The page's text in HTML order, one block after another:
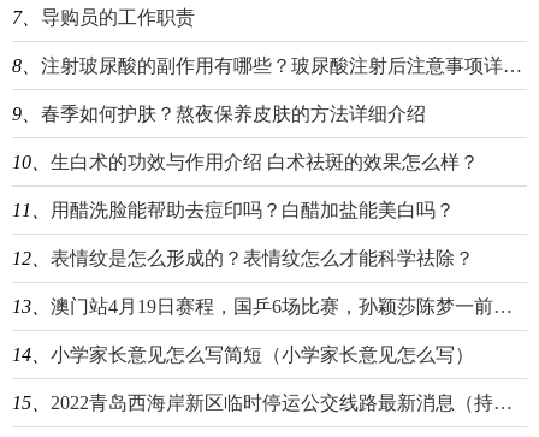
7、 导购员的工作职责
8、 注射玻尿酸的副作用有哪些？玻尿酸注射后注意事项详细介绍
9、 春季如何护肤？熬夜保养皮肤的方法详细介绍
10、 生白术的功效与作用介绍 白术祛斑的效果怎么样？
11、 用醋洗脸能帮助去痘印吗？白醋加盐能美白吗？
12、 表情纹是怎么形成的？表情纹怎么才能科学祛除？
13、 澳门站4月19日赛程，国乒6场比赛，孙颖莎陈梦一前一后
14、 小学家长意见怎么写简短（小学家长意见怎么写）
15、 2022青岛西海岸新区临时停运公交线路最新消息（持续更新）